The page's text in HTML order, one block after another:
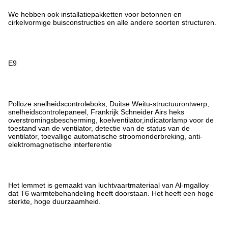
We hebben ook installatiepakketten voor betonnen en
cirkelvormige buisconstructies en alle andere soorten structuren.
E9
Polloze snelheidscontroleboks, Duitse Weitu-structuurontwerp,
snelheidscontrolepaneel, Frankrijk Schneider Airs heks
overstromingsbescherming, koelventilator,indicatorlamp voor de
toestand van de ventilator, detectie van de status van de
ventilator, toevallige automatische stroomonderbreking, anti-
elektromagnetische interferentie
Het lemmet is gemaakt van luchtvaartmateriaal van Al-mgalloy
dat T6 warmtebehandeling heeft doorstaan. Het heeft een hoge
sterkte, hoge duurzaamheid.